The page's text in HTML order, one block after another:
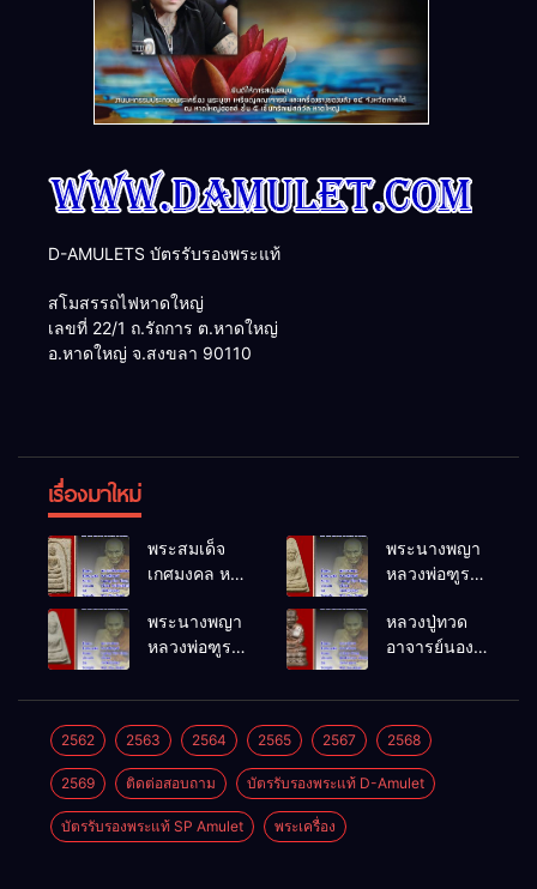
D-AMULETS บัตรรับรองพระแท้
สโมสรรถไฟหาดใหญ่
เลขที่ 22/1 ถ.รัถการ ต.หาดใหญ่
อ.หาดใหญ่ จ.สงขลา 90110
เรื่องมาใหม่
พระสมเด็จ
เกศมงคล หล
โพธิ์นิมิตร
พ.ศ.2512
พระนางพญา
หลวงพ่อฑูรย์
พ.ศ.2512
พระนางพญา
หลวงพ่อฑูรย์
พ.ศ.2512
หลวงปู่ทวด
อาจารย์นอง
พ.ศ.2541
2562 2563 2564 2565 2567 2568
2569 ติดต่อสอบถาม บัตรรับรองพระแท้ D-Amulet
บัตรรับรองพระแท้ SP Amulet พระเครื่อง